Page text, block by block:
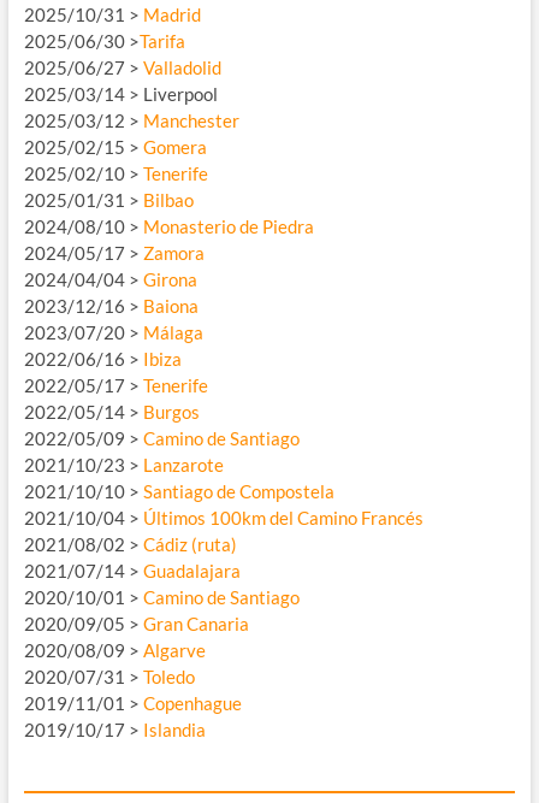
2025/10/31 > Madrid
2025/06/30 >Tarifa
2025/06/27 > Valladolid
2025/03/14 > Liverpool
2025/03/12 > Manchester
2025/02/15 > Gomera
2025/02/10 > Tenerife
2025/01/31 > Bilbao
2024/08/10 > Monasterio de Piedra
2024/05/17 > Zamora
2024/04/04 > Girona
2023/12/16 > Baiona
2023/07/20 > Málaga
2022/06/16 > Ibiza
2022/05/17 > Tenerife
2022/05/14 > Burgos
2022/05/09 > Camino de Santiago
2021/10/23 > Lanzarote
2021/10/10 > Santiago de Compostela
2021/10/04 > Últimos 100km del Camino Francés
2021/08/02 > Cádiz (ruta)
2021/07/14 > Guadalajara
2020/10/01 > Camino de Santiago
2020/09/05 > Gran Canaria
2020/08/09 > Algarve
2020/07/31 > Toledo
2019/11/01 > Copenhague
2019/10/17 > Islandia